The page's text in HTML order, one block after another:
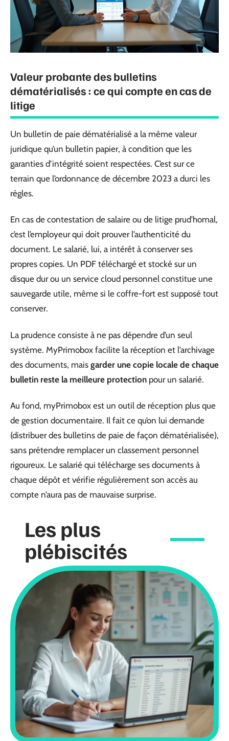
Valeur probante des bulletins
dématérialisés : ce qui compte en cas de
litige
Un bulletin de paie dématérialisé a la même valeur
juridique qu’un bulletin papier, à condition que les
garanties d’intégrité soient respectées. C’est sur ce
terrain que l’ordonnance de décembre 2023 a durci les
règles.
En cas de contestation de salaire ou de litige prud’homal,
c’est l’employeur qui doit prouver l’authenticité du
document. Le salarié, lui, a intérêt à conserver ses
propres copies. Un PDF téléchargé et stocké sur un
disque dur ou un service cloud personnel constitue une
sauvegarde utile, même si le coffre-fort est supposé tout
conserver.
La prudence consiste à ne pas dépendre d’un seul
système. MyPrimobox facilite la réception et l’archivage
des documents, mais garder une copie locale de chaque
bulletin reste la meilleure protection pour un salarié.
Au fond, myPrimobox est un outil de réception plus que
de gestion documentaire. Il fait ce qu’on lui demande
(distribuer des bulletins de paie de façon dématérialisée),
sans prétendre remplacer un classement personnel
rigoureux. Le salarié qui télécharge ses documents à
chaque dépôt et vérifie régulièrement son accès au
compte n’aura pas de mauvaise surprise.
Les plus
plébiscités